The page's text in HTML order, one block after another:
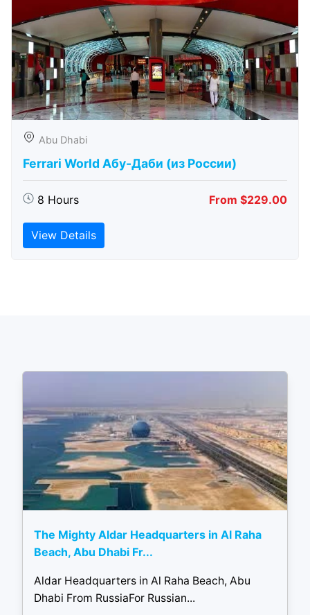
Abu Dhabi
Ferrari World Абу-Даби (из России)
8 Hours From $229.00
View Details
The Mighty Aldar Headquarters in Al Raha
Beach, Abu Dhabi Fr...
Aldar Headquarters in Al Raha Beach, Abu
Dhabi From RussiaFor Russian...